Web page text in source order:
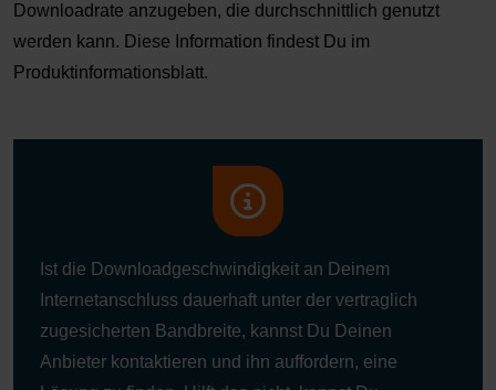
Downloadrate anzugeben, die durchschnittlich genutzt
werden kann. Diese Information findest Du im
Produktinformationsblatt.
Ist die Downloadgeschwindigkeit an Deinem
Internetanschluss dauerhaft unter der vertraglich
zugesicherten Bandbreite, kannst Du Deinen
Anbieter kontaktieren und ihn auffordern, eine